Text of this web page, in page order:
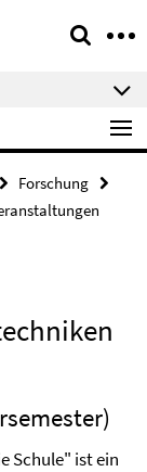
Forschung
Schule" ist ein